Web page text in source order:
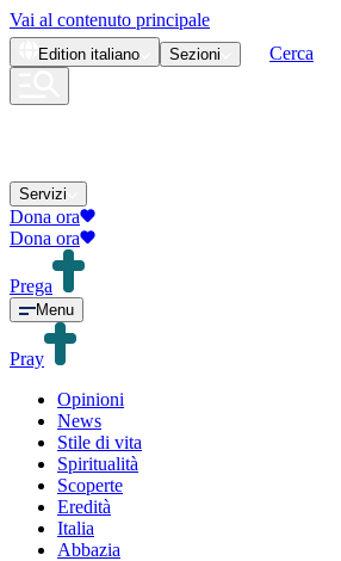
Vai al contenuto principale
Edition italiano Sezioni Cerca
Servizi
Dona ora
Dona ora
Prega
Menu
Pray
Opinioni
News
Stile di vita
Spiritualità
Scoperte
Eredità
Italia
Abbazia